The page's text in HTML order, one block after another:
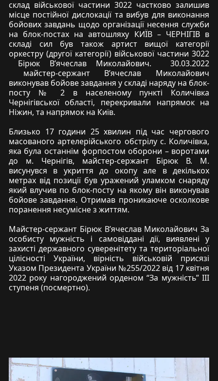
склад військової частини 3022 частково залишив
місце постійної дислокації та вибув для виконання
бойових завдань щодо організації несення служби
на блок-постах на автошляху КИЇВ – ЧЕРНІГІВ в
складі сил був також артист вищої категорії
оркестру (другої категорії) військової частини 3022
Бірюк В’ячеслав Миколайович.
30.03.2022
майстер-сержант В’ячеслав Миколайович
виконував бойове завдання у складі наряду на блок-
посту № 2 в населеному пункті Количівка
Чернігівської області, перекривали напрямок на
Ніжин, та напрямок на Київ.
Близько 17 години 25 хвилин під час чергового
масованого артелерійського обстрілу с. Количівка,
яка була останнім форпостом оборони – воротами
до м. Чернігів, майстер-сержант Бірюк В. М.
висунувся в укриття до окопу але в декількох
метрах від позиції був уражений уламком снаряду
який влучив по блок-посту на якому він виконував
бойове завдання. Отримав проникаюче осколкове
поранення несумісне з життям.
Майстер-сержант Бірюк В’ячеслав Миколайович За
особисту мужність і самовіддані дії, виявлені у
захисті державного суверенітету та територіальної
цілісності України, вірність військовій присязі
Указом Президента України №255/2022 від 17 квітня
2022 року нагороджений орденом “За мужність” ІІІ
ступеня (посмертно).